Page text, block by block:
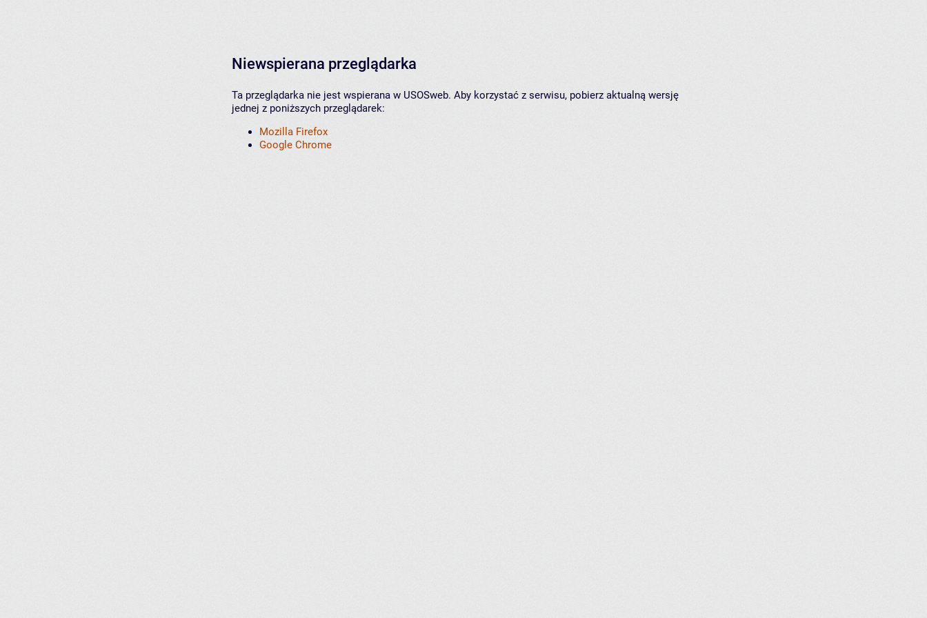
Niewspierana przeglądarka
Ta przeglądarka nie jest wspierana w USOSweb. Aby korzystać z serwisu, pobierz aktualną wersję
jednej z poniższych przeglądarek:
Mozilla Firefox
Google Chrome